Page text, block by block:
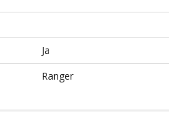
Ja
Ranger